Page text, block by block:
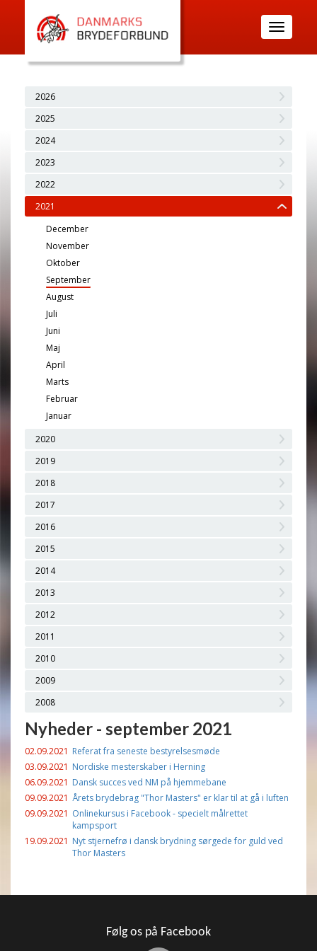
Toggle
navigation
2026
2025
2024
2023
2022
2021
December
November
Oktober
September
August
Juli
Juni
Maj
April
Marts
Februar
Januar
2020
2019
2018
2017
2016
2015
2014
2013
2012
2011
2010
2009
2008
Nyheder - september 2021
02.09.2021 Referat fra seneste bestyrelsesmøde
03.09.2021 Nordiske mesterskaber i Herning
06.09.2021 Dansk succes ved NM på hjemmebane
09.09.2021 Årets brydebrag "Thor Masters" er klar til at gå i luften
09.09.2021 Onlinekursus i Facebook - specielt målrettet
kampsport
19.09.2021 Nyt stjernefrø i dansk brydning sørgede for guld ved
Thor Masters
Følg os på Facebook